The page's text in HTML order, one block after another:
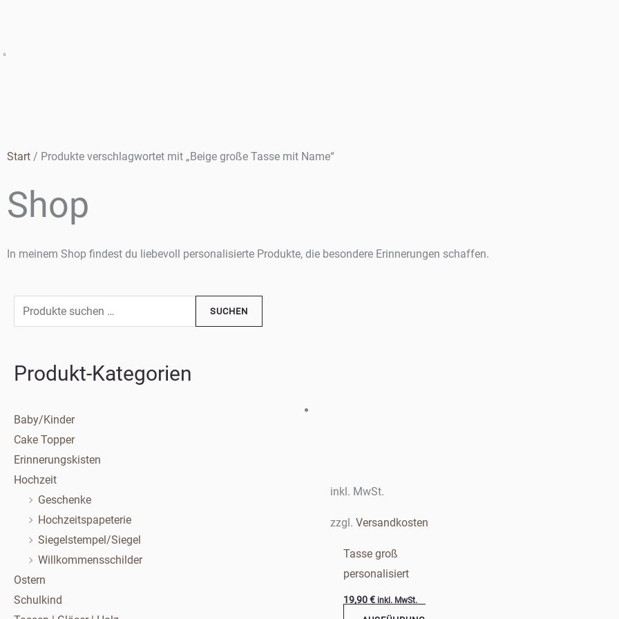
0
Start / Produkte verschlagwortet mit „Beige große Tasse mit Name“
Shop
In meinem Shop findest du liebevoll personalisierte Produkte, die besondere Erinnerungen schaffen.
Suchen
nach:
SUCHEN
Produkt-Kategorien
Baby/Kinder
Cake Topper
Erinnerungskisten
Hochzeit
Geschenke
Hochzeitspapeterie
Siegelstempel/Siegel
Willkommensschilder
Ostern
Schulkind
Min.
Preis
Preis
inkl. MwSt.
zzgl. Versandkosten
Tasse groß
personalisiert
19,90€ inkl. MwSt.
Optionen
auf
der
Produktseite